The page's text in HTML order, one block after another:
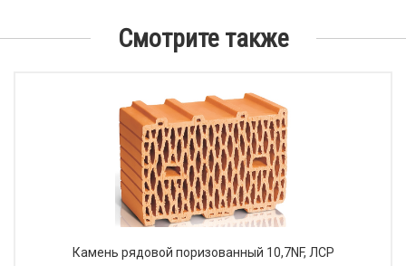
Смотрите также
Камень рядовой поризованный 10,7NF, ЛСР